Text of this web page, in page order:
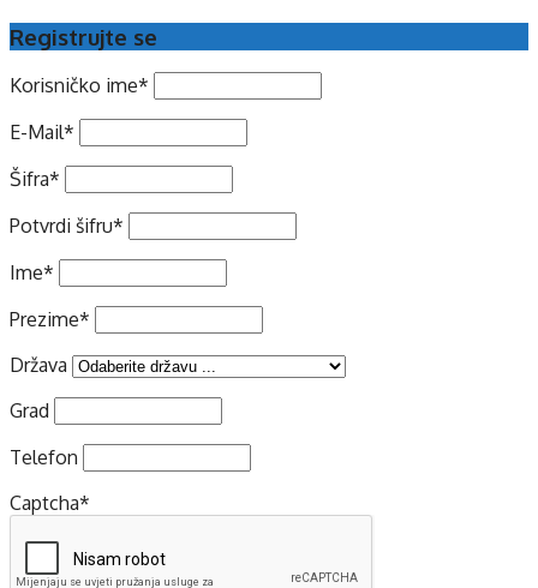
Registrujte se
Korisničko ime*
E-Mail*
Šifra*
Potvrdi šifru*
Ime*
Prezime*
Država
Grad
Telefon
Captcha*